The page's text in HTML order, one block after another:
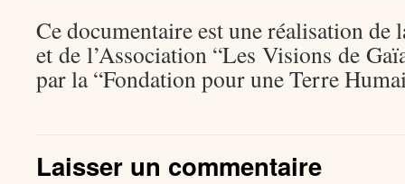
Ce documentaire est une réalisation de
et de l’Association “Les Visions de
par la “Fondation pour une Terre
Laisser un commentaire